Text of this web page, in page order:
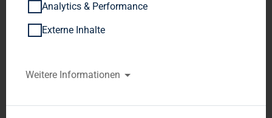
DGAP-DD: TAG Immobilien
AG deutsch
Mitteilung über Geschäfte von
Analytics & Performance
Externe Inhalte
Weitere Informationen